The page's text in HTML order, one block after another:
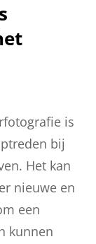
is
bij
Het kan
nieuwe en
een
kunnen